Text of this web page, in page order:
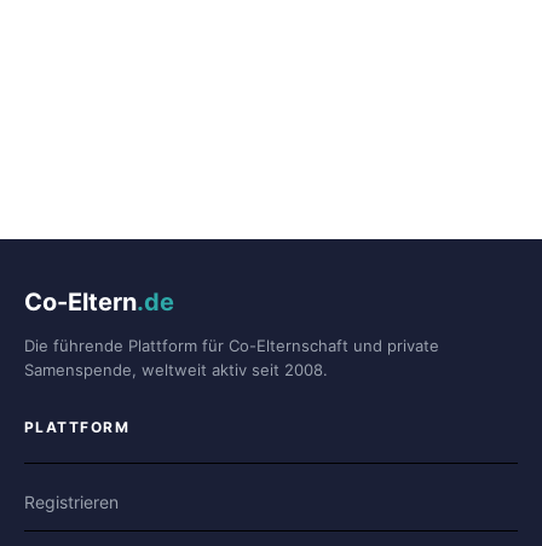
Co-Eltern.de
Die führende Plattform für Co-Elternschaft und private
Samenspende, weltweit aktiv seit 2008.
PLATTFORM
Registrieren